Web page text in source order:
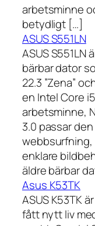
arbetsminne
betydligt […]
ASUS S551LN
ASUS S551LN
bärbar dator
22.3 ”Zena”
en Intel Core
arbetsminne,
3.0 passar
enklare
äldre bärbar
Asus K53TK
ASUS K53TK
fått nytt liv